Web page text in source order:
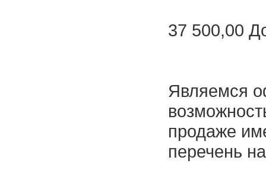
37 500,00
Являемся
продаже
перечень